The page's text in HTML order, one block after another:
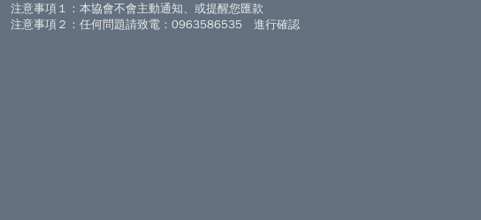
注意事項１：本協會不會主動通知、或提醒您匯款
注意事項２：任何問題請致電：0963586535 進行確認